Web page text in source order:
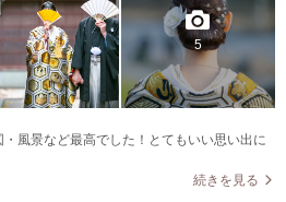
5
風景など最高でした！とてもいい思い出に
続きを見る